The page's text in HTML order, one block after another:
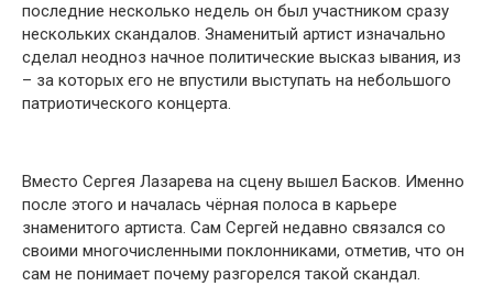
последние несколько недель он был участником сразу
нескольких скандалов. Знаменитый артист изначально
сделал неодноз начное политические высказ ывания, из
– за которых его не впустили выступать на небольшого
патриотического концерта.
Вместо Сергея Лазарева на сцену вышел Басков. Именно
после этого и началась чёрная полоса в карьере
знаменитого артиста. Сам Сергей недавно связался со
своими многочисленными поклонниками, отметив, что он
сам не понимает почему разгорелся такой скандал.